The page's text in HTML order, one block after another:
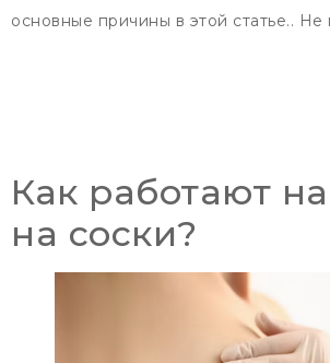
основные причины в этой статье.. Не
Как работают
на соски?